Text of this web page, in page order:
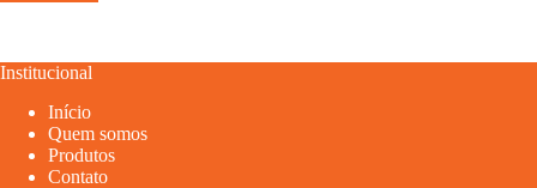
Institucional
Início
Quem somos
Produtos
Contato